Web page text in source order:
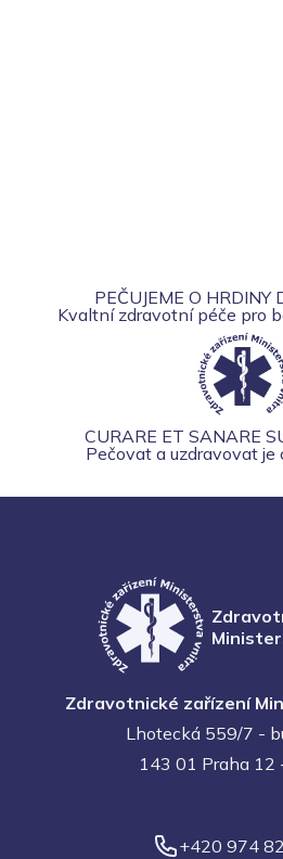
PEČUJEME O HRDINY
Kvaltní zdravotní péče pro
CURARE ET SANARE
Pečovat a uzdravovat
Zdravotnické zařízení
Lhotecká 559/7 -
143 01 Praha 12
+420 974